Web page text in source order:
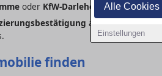
Alle Cookies
Einstellungen
oder KfW-Darlehen
kommen
ausstellen – das
finden